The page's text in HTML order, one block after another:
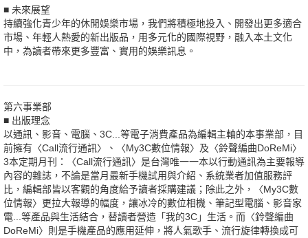
■ 未來展望
持續強化青少年的休閒娛樂市場，我們將積極地投入、開發出更多適合
市場、年輕人熱愛的新出版品，用多元化的國際視野，融入本土文化
中，為讀者帶來更多豐富、實用的娛樂訊息。
第六事業部
■ 出版理念
以通訊、影音、電腦、3C...等電子消費產品為編輯主軸的本事業部，目
前擁有〈Call流行通訊〉、〈My3C數位情報〉及〈鈴聲編曲DoReMi〉
3本定期月刊：〈Call流行通訊〉是台灣唯一一本以行動通訊為主要報導
內容的雜誌，不論是當月最新手機試用與介紹、系統業者加值服務評
比，編輯部皆以客觀的角度給予讀者採購建議；除此之外，〈My3C數
位情報〉更拉大報導的幅度，讓冰冷的數位相機、筆記型電腦、影音家
電...等產品與生活結合，替讀者營造「我的3C」生活。而〈鈴聲編曲
DoReMi〉則是手機產品的應用延伸，將人氣歌手、流行旋律轉換成可